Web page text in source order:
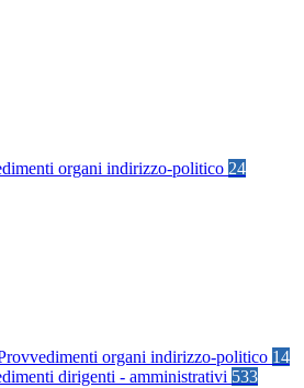
organi indirizzo-politico 24
organi indirizzo-politico 14
dirigenti - amministrativi 533